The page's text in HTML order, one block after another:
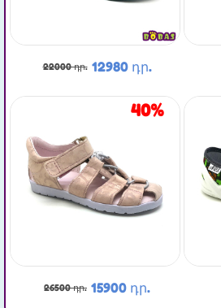
12980 դր.
22000 դր.
40%
15900 դր.
26500 դր.